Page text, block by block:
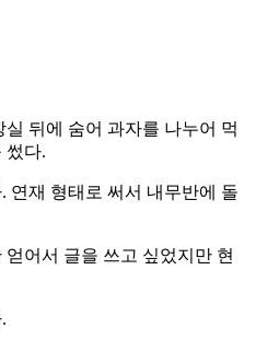
뒤에 숨어 과자를 나누어 먹
썼다.
연재 형태로 써서 내무반에 돌
어서 글을 쓰고 싶었지만 현